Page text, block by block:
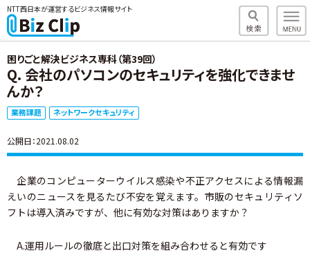
NTT西日本が運営するビジネス情報サイト
困りごと解決ビジネス専科（第39回）
Q. 会社のパソコンのセキュリティを強化できませ
んか？
業務課題 ネットワークセキュリティ
公開日：2021.08.02
企業のコンピューターウイルス感染や不正アクセスによる情報漏
えいのニュースを見るたび不安を覚えます。市販のセキュリティソ
フトは導入済みですが、他に有効な対策はありますか？
A.運用ルールの徹底と出口対策を組み合わせると有効です